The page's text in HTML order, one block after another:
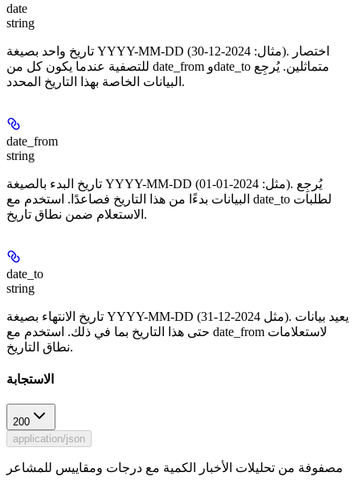
date
string
تاريخ واحد بصيغة YYYY-MM-DD (مثال: 2024-12-30). اختصار
للتصفية عندما يكون كل من date_from وdate_to متماثلين. يُرجِع
البيانات الخاصة بهذا التاريخ المحدد.
date_from
string
تاريخ البدء بالصيغة YYYY-MM-DD (مثل: 2024-01-01). يُرجِع
البيانات بدءًا من هذا التاريخ فصاعدًا. استخدم مع date_to لطلبات
الاستعلام ضمن نطاق تاريخ.
date_to
string
تاريخ الانتهاء بصيغة YYYY-MM-DD (مثل 2024-12-31). يعيد بيانات
حتى هذا التاريخ بما في ذلك. استخدم مع date_from لاستعلامات
نطاق التاريخ.
الاستجابة
200
application/json
مصفوفة من تحليلات الأخبار الكمية مع درجات ومقاييس للمشاعر